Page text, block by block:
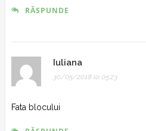
RĂSPUNDE
Iuliana
30/05/2018 la 05:23
Fata blocului